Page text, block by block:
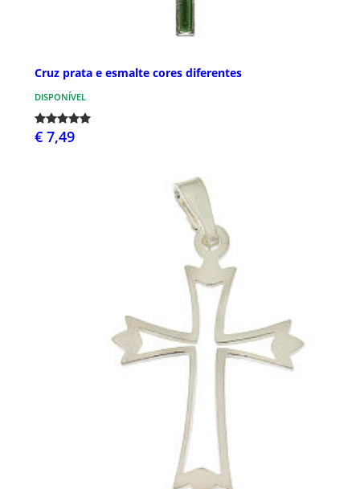
Cruz prata e esmalte cores diferentes
DISPONÍVEL
€ 7,49